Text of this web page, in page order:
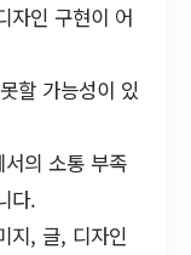
자인 구현이 어
할 가능성이 있
의 소통 부족
다.
지, 글, 디자인